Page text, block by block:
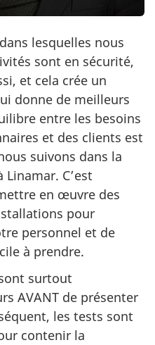
lesquelles nous
sont en sécurité,
et cela crée un
donne de meilleurs
entre les besoins
et des clients est
suivons dans la
C’est
en œuvre des
pour
personnel et de
à prendre.
surtout
AVANT de présenter
les tests sont
contenir la